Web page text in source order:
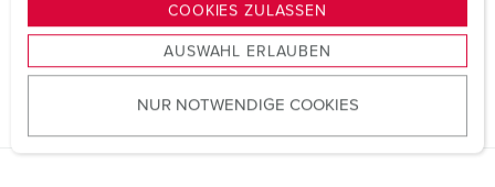
s
u
w
COOKIES ZULASSEN
AUSWAHL ERLAUBEN
NUR NOTWENDIGE COOKIES
Kapslingsmaterial metal
Vikt 8050 g